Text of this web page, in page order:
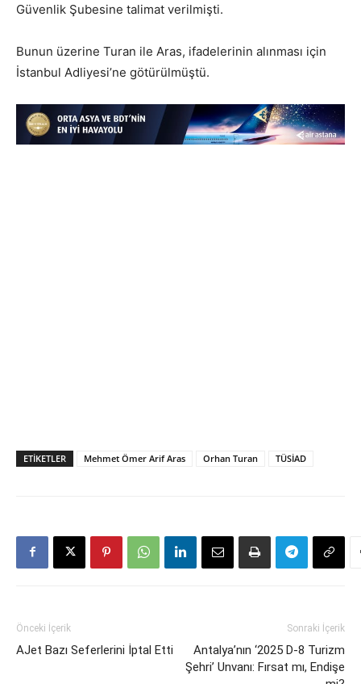
Güvenlik Şubesine talimat verilmişti.
Bunun üzerine Turan ile Aras, ifadelerinin alınması için
İstanbul Adliyesi’ne götürülmüştü.
ETIKETLER Mehmet Ömer Arif Aras Orhan Turan TÜSİAD
Önceki İçerik
AJet Bazı Seferlerini İptal Etti
Sonraki İçerik
Antalya’nın ‘2025 D-8 Turizm
Şehri’ Unvanı: Fırsat mı, Endişe